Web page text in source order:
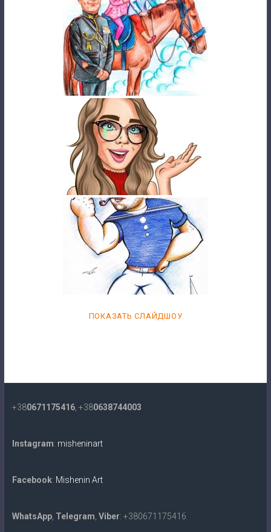
ПОКАЗАТЬ СЛАЙДШОУ
+380671175416, +380638744003
Instagram: misheninart
Facebook: Mishenin Art
WhatsApp, Telegram Viber: +380671175416